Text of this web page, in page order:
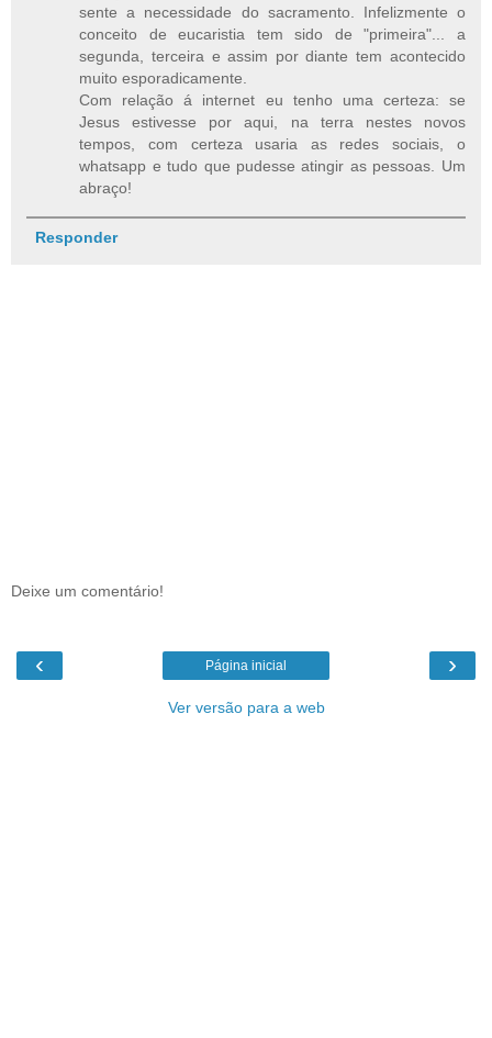
sente a necessidade do sacramento. Infelizmente o
conceito de eucaristia tem sido de "primeira"... a
segunda, terceira e assim por diante tem acontecido
muito esporadicamente.
Com relação á internet eu tenho uma certeza: se
Jesus estivesse por aqui, na terra nestes novos
tempos, com certeza usaria as redes sociais, o
whatsapp e tudo que pudesse atingir as pessoas. Um
abraço!
Responder
Deixe um comentário!
‹ ›
Página inicial
Ver versão para a web